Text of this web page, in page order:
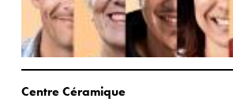
Centre Céramique